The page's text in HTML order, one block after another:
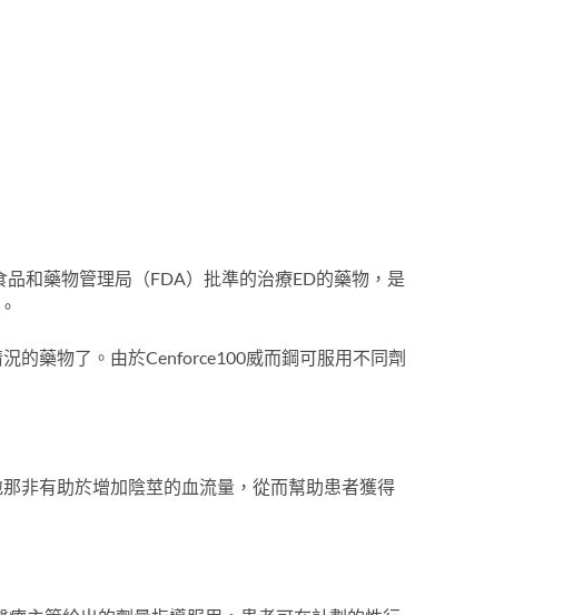
和藥物管理局（FDA）批準的治療ED的藥物，是
的藥物了。由於Cenforce100威而鋼可服用不同劑
非有助於增加陰莖的血流量，從而幫助患者獲得